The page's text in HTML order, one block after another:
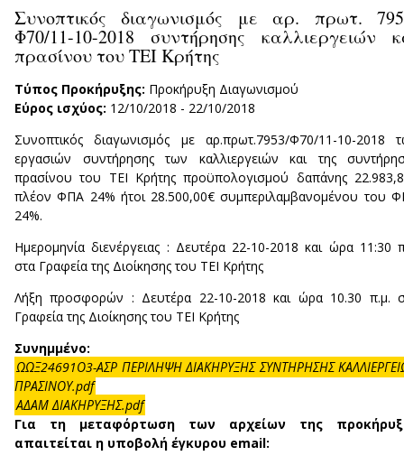
Συνοπτικός διαγωνισμός με αρ. πρωτ.
Φ70/11-10-2018 συντήρησης καλλιεργειών
πρασίνου του ΤΕΙ Κρήτης
Τύπος Προκήρυξης: Προκήρυξη Διαγωνισμού
Εύρος ισχύος: 12/10/2018 - 22/10/2018
Συνοπτικός διαγωνισμός με αρ.πρωτ.7953/Φ70/11-10-2018
εργασιών συντήρησης των καλλιεργειών και της
πρασίνου του ΤΕΙ Κρήτης προϋπολογισμού δαπάνης
πλέον ΦΠΑ 24% ήτοι 28.500,00€ συμπεριλαμβανομένου του
24%.
Ημερομηνία διενέργειας : Δευτέρα 22-10-2018 και ώρα 11:30
στα Γραφεία της Διοίκησης του ΤΕΙ Κρήτης
Λήξη προσφορών : Δευτέρα 22-10-2018 και ώρα 10.30 π.μ.
Γραφεία της Διοίκησης του ΤΕΙ Κρήτης
Συνημμένο:
ΩΩΞ24691Ο3-ΑΣΡ ΠΕΡΙΛΗΨΗ ΔΙΑΚΗΡΥΞΗΣ ΣΥΝΤΗΡΗΣΗΣ
ΠΡΑΣΙΝΟΥ.pdf
ΑΔΑΜ ΔΙΑΚΗΡΥΞΗΣ.pdf
Για τη μεταφόρτωση των αρχείων της
απαιτείται η υποβολή έγκυρου email: